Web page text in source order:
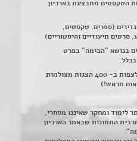
הטקסטים מתבצעת בארכיון
(ספרים, טקסטים,
תיעודיים והיסטוריים)
בנושא "הבימה" בפרט
.
חדר הצפייה מרווח ובו ניתן לצפות ב- 400 הצגות מצולמות
מראש!)
לימוד ומחקר שאיננו מסחרי,
התמונות שבאתר הארכיון